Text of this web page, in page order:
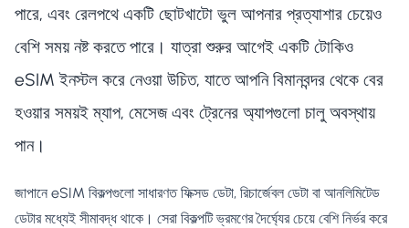
পারে, এবং রেলপথে একটি ছোটখাটো ভুল আপনার প্রত্যাশার চেয়েও
বেশি সময় নষ্ট করতে পারে। যাত্রা শুরুর আগেই একটি টোকিও
eSIM ইনস্টল করে নেওয়া উচিত, যাতে আপনি বিমানবন্দর থেকে বের
হওয়ার সময়ই ম্যাপ, মেসেজ এবং ট্রেনের অ্যাপগুলো চালু অবস্থায়
পান।
জাপানে eSIM বিকল্পগুলো সাধারণত ফিক্সড ডেটা, রিচার্জেবল ডেটা বা আনলিমিটেড
ডেটার মধ্যেই সীমাবদ্ধ থাকে। সেরা বিকল্পটি ভ্রমণের দৈর্ঘ্যের চেয়ে বেশি নির্ভর করে